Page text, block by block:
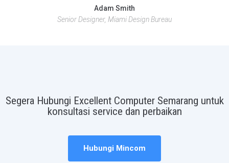
Adam Smith
Senior Designer, Miami Design Bureau
Segera Hubungi Excellent Computer Semarang untuk
konsultasi service dan perbaikan
Hubungi Mincom